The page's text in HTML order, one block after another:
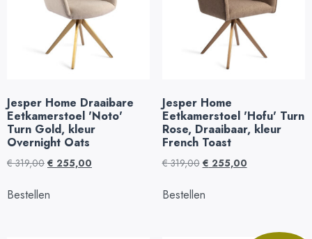
Jesper Home Draaibare
Eetkamerstoel 'Noto'
Turn Gold, kleur
Overnight Oats
€319,00 € 255,00
Bestellen
Jesper Home
Eetkamerstoel 'Hofu' Turn
Rose, Draaibaar, kleur
French Toast
€319,00 € 255,00
Bestellen